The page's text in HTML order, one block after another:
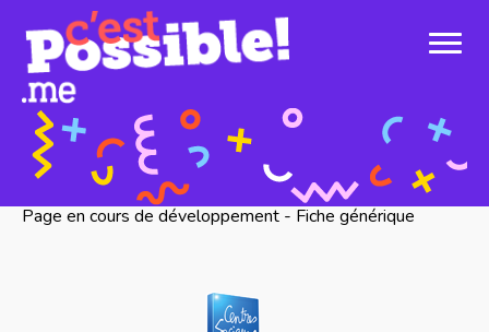
Page en cours de développement - Fiche générique